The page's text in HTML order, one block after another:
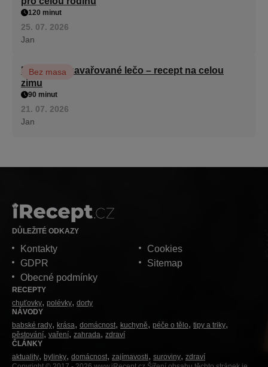
120 minut
25. 07. 2026
Jan
Babiččino zavařované lečo – recept na celou
zimu
Bez masa
90 minut
21. 07. 2026
Jan
DŮLEŽITÉ ODKAZY
Kontakty
GDPR
Obecné podmínky
Cookies
Sitemap
RECEPTY
chuťovky polévky dorty
NÁVODY
babské rady
krása domácnost kuchyně péče o tělo
tipy a triky
pěstování vaření zahrada
zdraví
ČLÁNKY
aktuality bylinky domácnost zajímavosti suroviny zdraví